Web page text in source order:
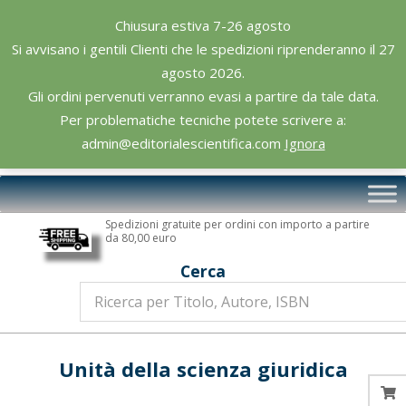
Chiusura estiva 7-26 agosto
Si avvisano i gentili Clienti che le spedizioni riprenderanno il 27
agosto 2026.
Gli ordini pervenuti verranno evasi a partire da tale data.
Per problematiche tecniche potete scrivere a:
admin@editorialescientifica.com Ignora
content
Editoriale
Scientifica
Primary
Navigation
Spedizioni gratuite per ordini con importo a partire
da 80,00 euro
Cerca
Unità della scienza giuridica